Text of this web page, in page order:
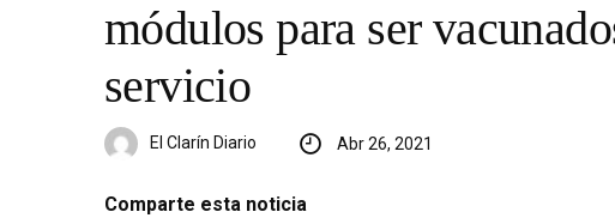
módulos para ser
servicio
El Clarín Diario Abr 26, 2021
Comparte esta noticia